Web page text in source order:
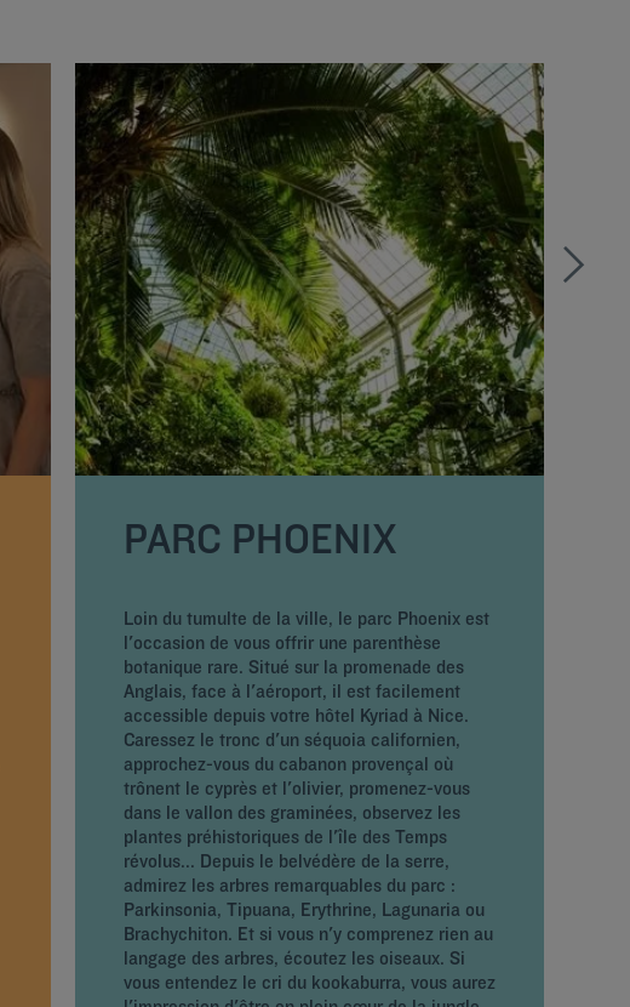
PARC PHOENIX
Loin du tumulte de la ville, le parc Phoenix est
l'occasion de vous offrir une parenthèse
botanique rare. Situé sur la promenade des
Anglais, face à l'aéroport, il est facilement
accessible depuis votre hôtel Kyriad à Nice.
Caressez le tronc d'un séquoia californien,
approchez-vous du cabanon provençal où
trônent le cyprès et l'olivier, promenez-vous
dans le vallon des graminées, observez les
plantes préhistoriques de l'île des Temps
révolus... Depuis le belvédère de la serre,
admirez les arbres remarquables du parc :
Parkinsonia, Tipuana, Erythrine, Lagunaria ou
Brachychiton. Et si vous n'y comprenez rien au
langage des arbres, écoutez les oiseaux. Si
vous entendez le cri du kookaburra, vous aurez